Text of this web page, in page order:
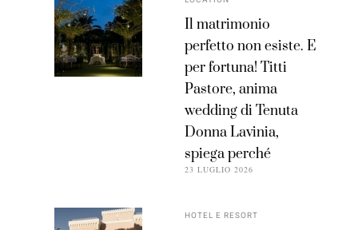
Il matrimonio
perfetto non esiste. E
per fortuna! Titti
Pastore, anima
wedding di Tenuta
Donna Lavinia,
spiega perché
23 LUGLIO 2026
HOTEL E RESORT